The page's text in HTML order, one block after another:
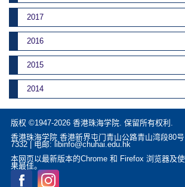
2017
2016
2015
2014
版权 ©1947-2026 香港珠海学院. 保留所有权利.
香港珠海学院 香港新界屯门青山公路青山湾段80
7332 | 电邮: libinfo@chuhai.edu.hk
本网页以最新版本的Chrome 和 Firefox 浏览器及
果最佳。